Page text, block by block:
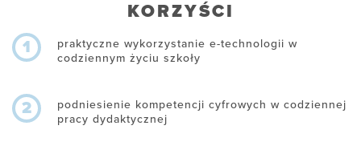
KORZYŚCI
1
praktyczne wykorzystanie e-technologii w
codziennym życiu szkoły
2
podniesienie kompetencji cyfrowych w codziennej
pracy dydaktycznej